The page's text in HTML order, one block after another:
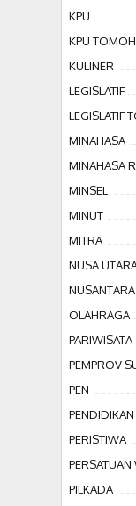
KPU
KPU
KULINER
LEGISLATIF
LEGISLATIF
MINAHASA
MINAHASA
MINSEL
MINUT
MITRA
NUSA
NUSANTARA
OLAHRAGA
PARIWISATA
PEMPROV
PEN
PENDIDIKAN
PERISTIWA
PILKADA